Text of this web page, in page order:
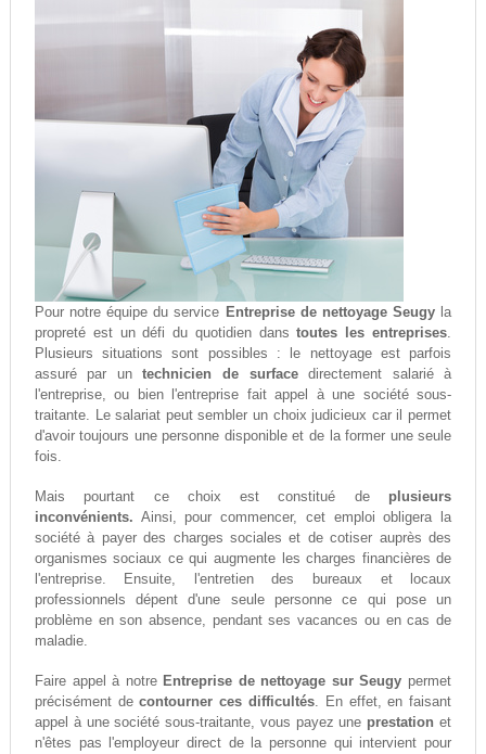
Pour notre équipe du service Entreprise de nettoyage Seugyla
propreté est un défi du quotidien danstoutes les entreprises.
Plusieurs situations sont possibles : le nettoyage est parfois
assuré par untechnicien de surfacedirectement salarié à
l'entreprise, ou bien l'entreprise fait appel à une société sous-
traitante. Le salariat peut sembler un choix judicieux car il permet
d'avoir toujours une personne disponible et de la former une seule
fois.
Mais pourtant ce choix est constitué de plusieurs
inconvénients. Ainsi, pour commencer, cet emploi obligera la
société à payer des charges sociales et de cotiser auprès des
organismes sociaux ce qui augmente les charges financières de
l'entreprise. Ensuite, l'entretien des bureaux et locaux
professionnels dépent d'une seule personne ce qui pose un
problème en son absence, pendant ses vacances ou en cas de
maladie.
Faire appel à notre Entreprise de nettoyage sur Seugy permet
précisément decontourner ces difficultés. En effet, en faisant
appel à une société sous-traitante, vous payez une prestation et
n'êtes pas l'employeur direct de la personne qui intervient pour